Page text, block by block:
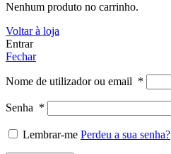
Nenhum produto no carrinho.
Voltar à loja
Entrar
Fechar
Nome de utilizador ou email *
Senha *
Lembrar-me Perdeu a sua senha?